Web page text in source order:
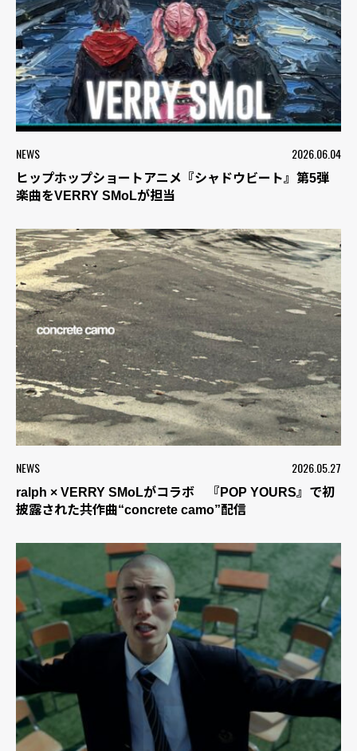
NEWS 2026.06.04
ヒップホップショートアニメ『シャドウビート』第5弾
楽曲をVERRY SMoLが担当
NEWS 2026.05.27
ralph × VERRY SMoLがコラボ 『POP YOURS』で初
披露された共作曲“concrete camo”配信